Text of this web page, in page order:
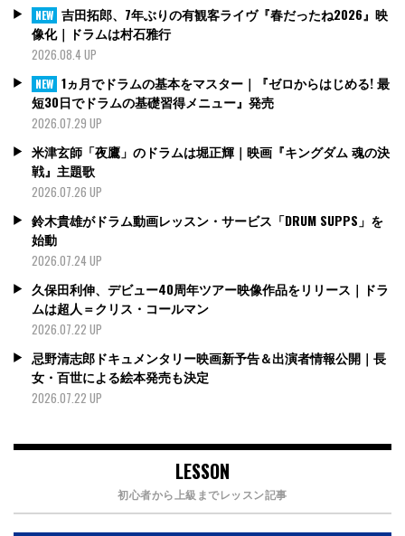
NEW 吉田拓郎、7年ぶりの有観客ライヴ『春だったね2026』映
像化｜ドラムは村石雅行
2026.08.4 UP
NEW 1ヵ月でドラムの基本をマスター｜『ゼロからはじめる! 最
短30日でドラムの基礎習得メニュー』発売
2026.07.29 UP
米津玄師「夜鷹」のドラムは堀正輝｜映画『キングダム 魂の決
戦』主題歌
2026.07.26 UP
鈴木貴雄がドラム動画レッスン・サービス「DRUM SUPPS」を
始動
2026.07.24 UP
久保田利伸、デビュー40周年ツアー映像作品をリリース｜ドラ
ムは超人＝クリス・コールマン
2026.07.22 UP
忌野清志郎ドキュメンタリー映画新予告＆出演者情報公開｜長
女・百世による絵本発売も決定
2026.07.22 UP
LESSON
初心者から上級までレッスン記事